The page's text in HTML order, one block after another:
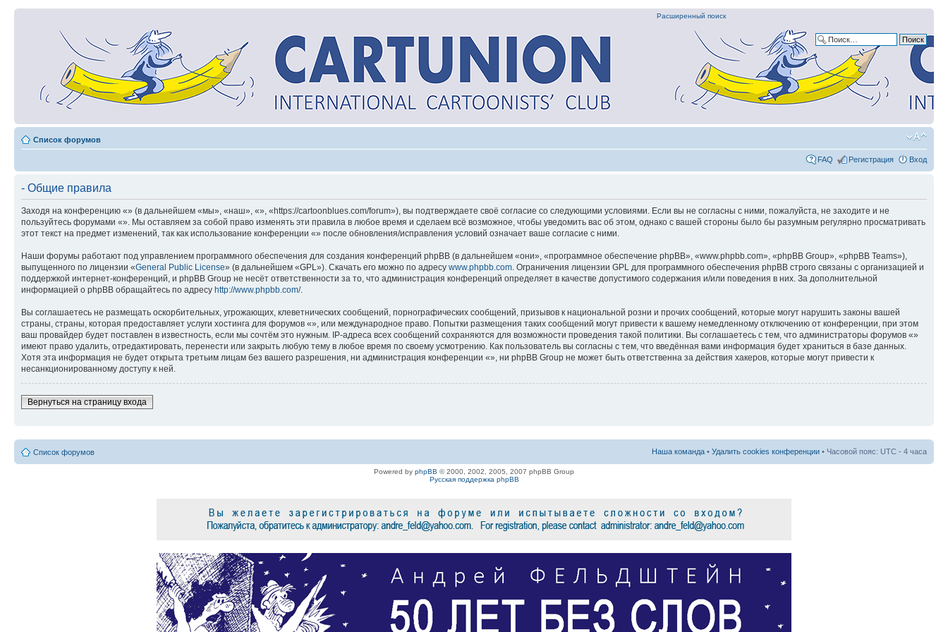
Расширенный поиск
Список форумов
FAQ Регистрация Вход
- Общие правила
Заходя на конференцию «» (в дальнейшем «мы», «наш», «», «https://cartoonblues.com/forum»), вы подтверждаете своё согласие со следующими условиями. Если вы не согласны с ними, пожалуйста, не заходите и не
пользуйтесь форумами «». Мы оставляем за собой право изменять эти правила в любое время и сделаем всё возможное, чтобы уведомить вас об этом, однако с вашей стороны было бы разумным регулярно просматривать
этот текст на предмет изменений, так как использование конференции «» после обновления/исправления условий означает ваше согласие с ними.
Наши форумы работают под управлением программного обеспечения для создания конференций phpBB (в дальнейшем «они», «программное обеспечение phpBB», «www.phpbb.com», «phpBB Group», «phpBB Teams»),
выпущенного по лицензии «General Public License» (в дальнейшем «GPL»). Скачать его можно по адресу www.phpbb.com. Ограничения лицензии GPL для программного обеспечения phpBB строго связаны с организацией и
поддержкой интернет-конференций, и phpBB Group не несёт ответственности за то, что администрация конференций определяет в качестве допустимого содержания и/или поведения в них. За дополнительной
информацией о phpBB обращайтесь по адресу http://www.phpbb.com/.
Вы соглашаетесь не размещать оскорбительных, угрожающих, клеветнических сообщений, порнографических сообщений, призывов к национальной розни и прочих сообщений, которые могут нарушить законы вашей
страны, страны, которая предоставляет услуги хостинга для форумов «», или международное право. Попытки размещения таких сообщений могут привести к вашему немедленному отключению от конференции, при этом
ваш провайдер будет поставлен в известность, если мы сочтём это нужным. IP-адреса всех сообщений сохраняются для возможности проведения такой политики. Вы соглашаетесь с тем, что администраторы форумов «»
имеют право удалить, отредактировать, перенести или закрыть любую тему в любое время по своему усмотрению. Как пользователь вы согласны с тем, что введённая вами информация будет храниться в базе данных.
Хотя эта информация не будет открыта третьим лицам без вашего разрешения, ни администрация конференции «», ни phpBB Group не может быть ответственна за действия хакеров, которые могут привести к
несанкционированному доступу к ней.
Вернуться на страницу входа
Список форумов Наша команда • Удалить cookies конференции • Часовой пояс: UTC - 4 часа
Powered by phpBB © 2000, 2002, 2005, 2007 phpBB Group
Русская поддержка phpBB